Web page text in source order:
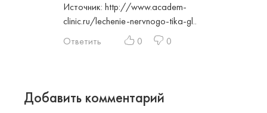
Источник: http://www.academ-
clinic.ru/lechenie-nervnogo-tika-gl..
Ответить
0 0
Добавить комментарий